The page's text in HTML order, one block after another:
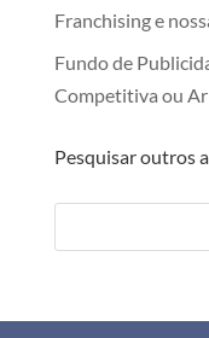
Franchising e
Fundo de
Competitiva ou
Pesquisar outros